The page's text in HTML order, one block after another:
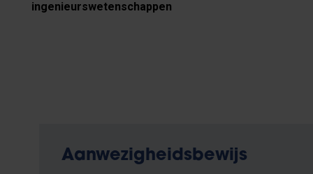
ingenieurswetenschappen
Aanwezigheidsbewijs